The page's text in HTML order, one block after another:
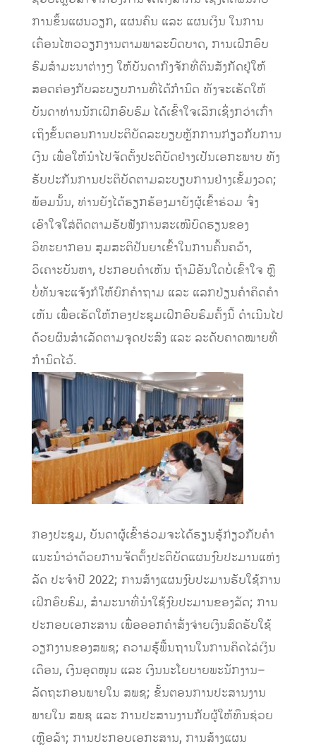
ການຂຶ້ນແຜນວຽກ, ແຜນຄົນ ແລະ ແຜນເງິນ ໃນການ
ເຄື່ອນໄຫວວຽກງານຕາມພາລະບົດບາດ, ການເຝິກອົບ
ຮົມສຳມະນາຕ່າງໆ ໃຫ້ບັນດາກົງຈັກທີ່ຕົນສັງກັດຢູ່ໃຫ້
ສອດຄ່ອງກັບລະບຽບການທີ່ໄດ້ກຳນົດ ທັງຈະເຮັດໃຫ້
ບັນດາທ່ານນັກເຝກອົບຮົມ ໄດ້ເຂົ້າໃຈເລິກເຊິ່ງກວ່າເກົ່າ
ເຖິງຂັ້ນຕອນການປະຕິບັດ​ລະບຽບ​ຫຼັກການ​ກ່ຽວກັບ​ການ​
ເງິນ ເພື່ອໃຫ້ນຳໄປຈັດຕັ້ງປະຕິບັດຢ່າງເປັນເອກະພາບ ທັງ
ຮັບປະກັນການປະຕິບັດຕາມລະບຽບການຢ່າງເຂັ້ມງວດ;
ພ້ອມນັ້ນ, ທ່ານຍັງໄດ້ຮຽກຮ້ອງມາຍັງຜູ້ເຂົ້າຮ່ວມ ຈົ່ງ
ເອົາໃຈໃສ່ຕິດຕາມຮັບຟັງການສະເໜີບົດຮຽນຂອງ
ວິທະຍາກອນ ສຸມສະຕິປັນຍາເຂົ້າໃນການຄົ້ນຄວ້າ,
ວິເຄາະບັນຫາ, ປະກອບຄໍາເຫັນ ຖ້າມີອັນໃດບໍ່ເຂົ້າໃຈ ຫຼື
ບໍ່ທັນຈະແຈ້ງກໍໃຫ້ຍົກຄຳຖາມ ແລະ ແລກປ່ຽນຄຳຄິດຄຳ
ເຫັນ ເພື່ອເຮັດໃຫ້ກອງປະຊຸມເຝກອົບຮົມຄັ້ງນີ້ ດໍາເນີນໄປ
ດ້ວຍຜົນສໍາເລັດຕາມຈຸດປະສົງ ແລະ ລະດັບຄາດໝາຍທີ່
ກໍານົດໄວ້.
ກອງປະຊຸມ, ບັນດາຜູ້ເຂົ້າຮ່ວມຈະໄດ້ຮຽນຮູ້ກ່ຽວກັບຄຳ
ແນະນຳວ່າດ້ວຍການຈັດຕັ້ງປະຕິບັດແຜນງົບປະມານແຫ່ງ
ລັດ ປະຈໍາປີ 2022; ການສ້າງແຜນງົບປະມານຮັບໃຊ້ການ
ເຝກອົບຮົມ, ສຳມະນາທີ່ນຳໃຊ້ງົບປະມານຂອງລັດ; ການ
ປະກອບເອກະສານ ເພື່ອອອກຄຳສັ່ງຈ່າຍເງິນສົດຮັບໃຊ້
ວຽກງານຂອງສພຊ; ຄວາມຮູ້ພື້ນຖານໃນການຄິດໄລ່ເງິນ
ເດືອນ, ເງິນອຸດໜູນ ແລະ ເງິນນະໂຍບາຍພະນັກງານ–
ລັດຖະກອນພາຍໃນ ສພຊ; ຂັ້ນຕອນການປະສານງານ
ພາຍໃນ ສພຊ ແລະ ການປະສານງານກັບຜູ້ໃຫທຶນຊ່ວຍ
ເຫຼືອລ້າ; ການປະກອບເອກະສານ, ການສ້າງແຜນ